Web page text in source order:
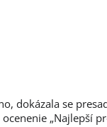
dokázala se
„Najlepší